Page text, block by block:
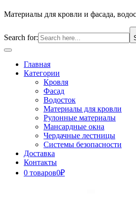
Материалы для кровли и фасада,
Search for:
Open
ButtonГлавная
Категории
Кровля
Фасад
Водосток
Материалы для кровли
Рулонные материалы
Мансардные окна
Чердачные лестницы
Системы безопасности
Доставка
Контакты
0 товаров0₽